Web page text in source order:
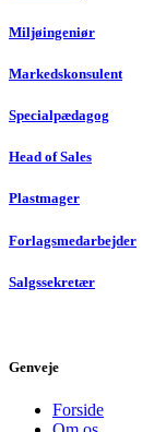
Miljøingeniør
Markedskonsulent
Specialpædagog
Head of Sales
Plastmager
Forlagsmedarbejder
Salgssekretær
Genveje
Forside